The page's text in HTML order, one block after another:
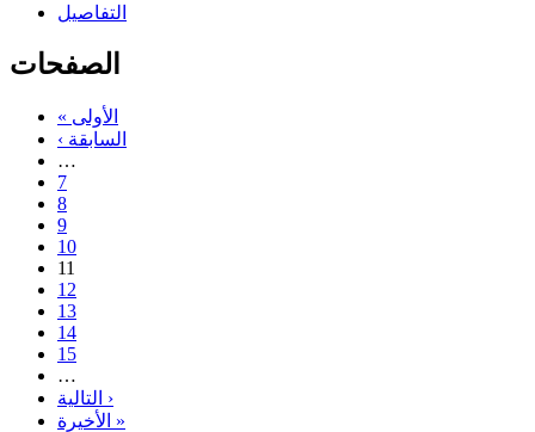
التفاصيل
الصفحات
« الأولى
‹ السابقة
…
7
8
9
10
11
12
13
14
15
…
التالية ›
الأخيرة »